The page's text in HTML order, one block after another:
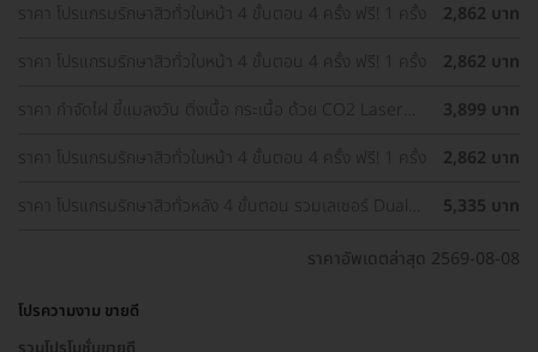
ราคา โปรแกรมรักษาสิวทั่วใบหน้า 4 ขั้นตอน 4 ครั้ง ฟรี! 1 ครั้ง
2,862 บาท
ราคา โปรแกรมรักษาสิวทั่วใบหน้า 4 ขั้นตอน 4 ครั้ง ฟรี! 1 ครั้ง
2,862 บาท
ราคา กำจัดไฝ ขี้แมลงวัน ติ่งเนื้อ กระเนื้อ ด้วย CO2 Laser
ลำคอ 1 ครั้ง
3,899 บาท
ราคา โปรแกรมรักษาสิวทั่วใบหน้า 4 ขั้นตอน 4 ครั้ง ฟรี! 1 ครั้ง
2,862 บาท
ราคา โปรแกรมรักษาสิวทั่วหลัง 4 ขั้นตอน รวมเลเซอร์ Dual
5,335 บาท
ราคาอัพเดตล่าสุด 2569-08-08
โปรความงาม ขายดี